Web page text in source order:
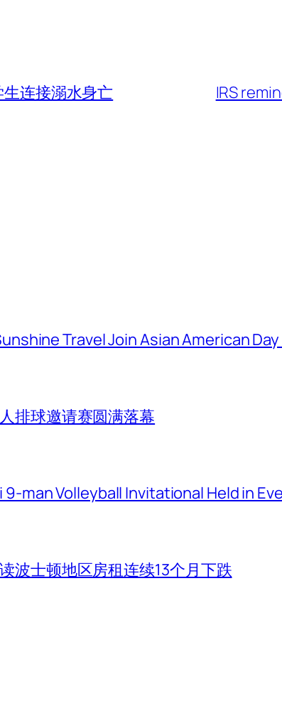
连接溺水身亡 IRS
Travel Join Asian American
排球邀请赛圆满落幕
man Volleyball Invitational Held in
波士顿地区房租连续13个月下跌